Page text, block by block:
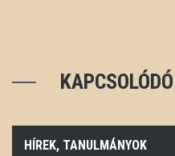
KAPCSOLÓDÓ
HÍREK, TANULMÁNYOK